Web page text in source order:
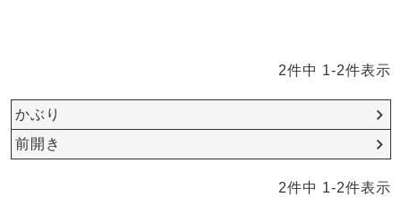
春
オーガニック素材
パジャマ
そろえたい
について
2件中 1-2件表示
かぶり
前開き
2件中 1-2件表示